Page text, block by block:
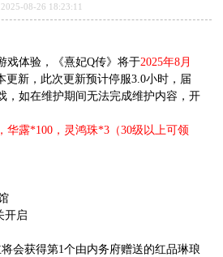
2025-08-26 18:23:11
戏体验，《熹妃Q传》将于2025年8月
更新，此次更新预计停服3.0小时，届
，如在维护期间无法完成维护内容，开
华露*100，灵鸿珠*3（30级以上可领
开启
会获得第1个由内务府赠送的红品琳琅